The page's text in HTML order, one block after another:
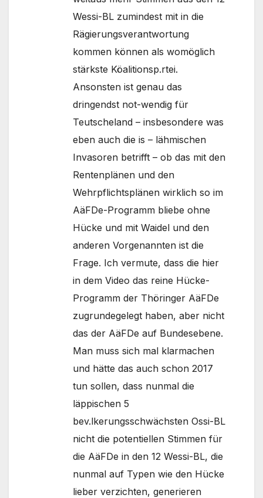
Wessi-BL zumindest mit in die
Rägierungsverantwortung
kommen können als womöglich
stärkste Köalitionsp.rtei.
Ansonsten ist genau das
dringendst not-wendig für
Teutscheland – insbesondere was
eben auch die is – lähmischen
Invasoren betrifft – ob das mit den
Rentenplänen und den
Wehrpflichtsplänen wirklich so im
AäFDe-Programm bliebe ohne
Hücke und mit Waidel und den
anderen Vorgenannten ist die
Frage. Ich vermute, dass die hier
in dem Video das reine Hücke-
Programm der Thöringer AäFDe
zugrundegelegt haben, aber nicht
das der AäFDe auf Bundesebene.
Man muss sich mal klarmachen
und hätte das auch schon 2017
tun sollen, dass nunmal die
läppischen 5
bev.lkerungsschwächsten Ossi-BL
nicht die potentiellen Stimmen für
die AäFDe in den 12 Wessi-BL, die
nunmal auf Typen wie den Hücke
lieber verzichten, generieren